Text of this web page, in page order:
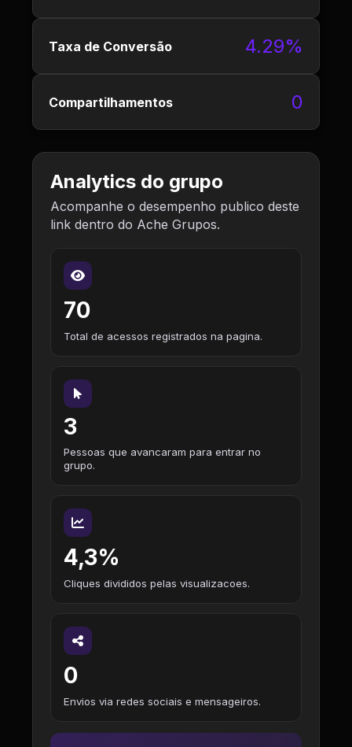
Taxa de Conversão 4.29%
Compartilhamentos 0
Analytics do grupo
Acompanhe o desempenho publico deste
link dentro do Ache Grupos.
70
Total de acessos registrados na pagina.
3
Pessoas que avancaram para entrar no
grupo.
4,3%
Cliques divididos pelas visualizacoes.
0
Envios via redes sociais e mensageiros.